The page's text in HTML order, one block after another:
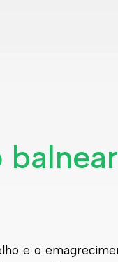
balnear
e o